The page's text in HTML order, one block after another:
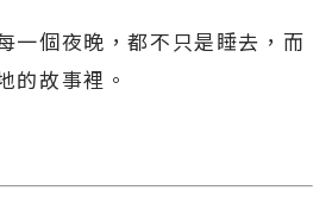
一個夜晚，都不只是睡去，而
的故事裡。